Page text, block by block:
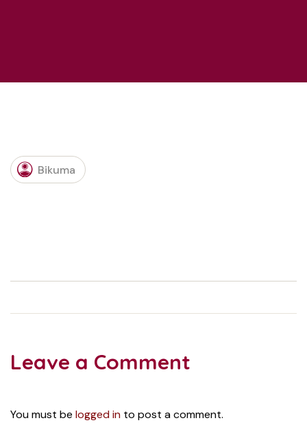
Bikuma
Leave a Comment
You must be logged in to post a comment.